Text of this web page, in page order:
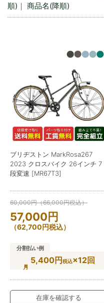
順) ｜ 商品名(降順)
ブリヂストン MarkRosa267
2023 クロスバイク 26インチ 7
段変速 [MR67T3]
60,000円（66,000円税込）
57,000円
（62,700円税込）
分割払い例
5,400円税込×12回
在庫を確認する